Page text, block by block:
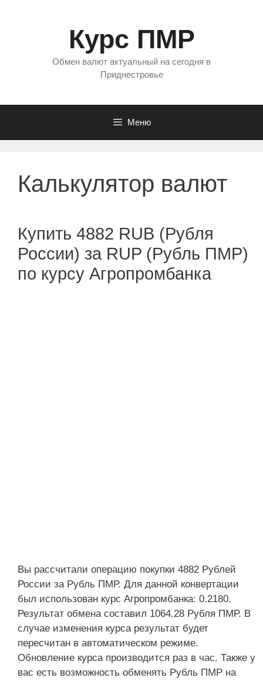
Курс ПМР
Обмен валют актуальный на сегодня в
Приднестровье
Меню
Калькулятор валют
Купить 4882 RUB (Рубля
России) за RUP (Рубль ПМР)
по курсу Агропромбанка
Вы рассчитали операцию покупки 4882 Рублей
России за Рубль ПМР. Для данной конвертации
был использован курс Агропромбанка: 0.2180.
Результат обмена составил 1064.28 Рубля ПМР. В
случае изменения курса результат будет
пересчитан в автоматическом режиме.
Обновление курса производится раз в час. Также у
вас есть возможность обменять Рубль ПМР на